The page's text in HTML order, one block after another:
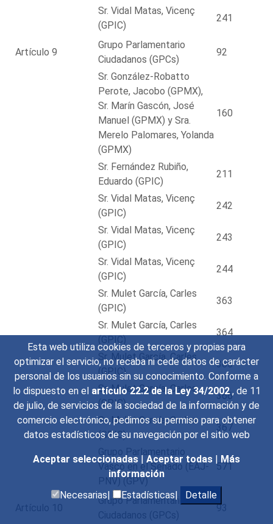
Esta web utiliza cookies de terceros y propias para
optimizar el servicio, no recaba ni cede datos de carácter
personal de los usuarios sin su conocimiento. Conforme a
lo dispuesto en el artículo 22.2 de la Ley 34/2002 , de 11
de julio, de servicios de la sociedad de la información y de
comercio electrónico, pedimos su permiso para obtener
datos estadísticos de su navegación por el sitio web
Aceptar seleccionadas | Aceptar todas | Más
información
Necesarias|
Estadísticas| Detalle
Sr. Vidal Matas, Vicenç
(GPIC)
241
Artículo 9
Grupo Parlamentario
Ciudadanos (GPCs)
92
Sr. González-Robatto
Perote, Jacobo (GPMX),
Sr. Marín Gascón, José
Manuel (GPMX) y Sra.
Merelo Palomares, Yolanda
(GPMX)
160
Sr. Fernández Rubiño,
Eduardo (GPIC)
211
Sr. Vidal Matas, Vicenç
(GPIC)
242
Sr. Vidal Matas, Vicenç
(GPIC)
243
Sr. Vidal Matas, Vicenç
(GPIC)
244
Sr. Mulet García, Carles
(GPIC)
363
Sr. Mulet García, Carles
(GPIC)
364
Sr. Mulet García, Carles
(GPIC)
365
Sr. Mulet García, Carles
(GPIC)
366
Sr. Mulet García, Carles
(GPIC)
367
Grupo Parlamentario
Vasco en el Senado (EAJ-
PNV) (GPV)
571
Artículo 10
Grupo Parlamentario
Ciudadanos (GPCs)
93